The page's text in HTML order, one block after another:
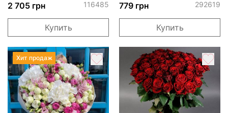
2 705 грн 116485
Купить
779 грн 292619
Купить
Хит продаж